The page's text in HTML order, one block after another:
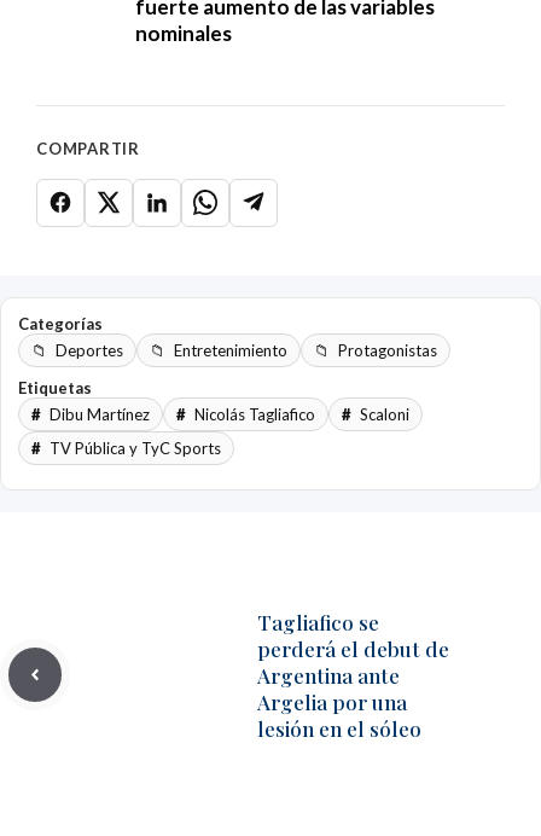
fuerte aumento de las variables
nominales
COMPARTIR
Categorías
Deportes
Entretenimiento
Protagonistas
Etiquetas
Dibu Martínez
Nicolás Tagliafico
Scaloni
TV Pública y TyC Sports
Tagliafico se
perderá el debut de
Argentina ante
Argelia por una
lesión en el sóleo